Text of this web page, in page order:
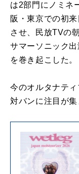
は2部門にノミネ
阪・東京での初
させ、民放TVの
サマーソニック
を巻き起こした。
今のオルタナテ
対バンに注目が集